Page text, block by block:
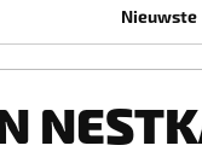
Nieuwste